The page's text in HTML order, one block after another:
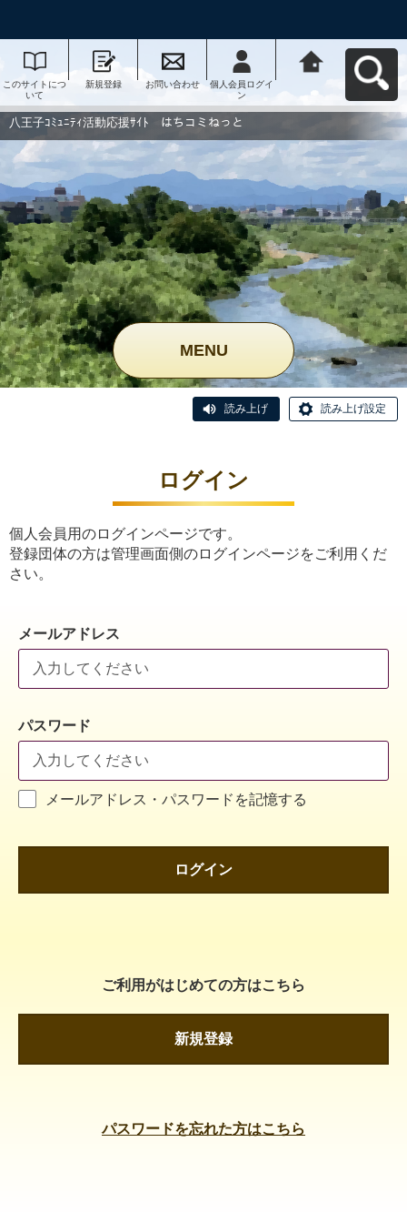
このサイトにつ
いて
新規登録 お問い合わせ
個人会員ログイ
ン
動応援ｻｲﾄ はち
コミねっとへ戻
八王子ｺﾐｭﾆﾃｨ活動応援ｻｲﾄ はちコミねっと
MENU
読み上げ 読み上げ設定
ログイン
個人会員用のログインページです。
登録団体の方は管理画面側のログインページをご利用くだ
さい。
メールアドレス
パスワード
メールアドレス・パスワードを記憶する
ログイン
ご利用がはじめての方はこちら
新規登録
パスワードを忘れた方はこちら